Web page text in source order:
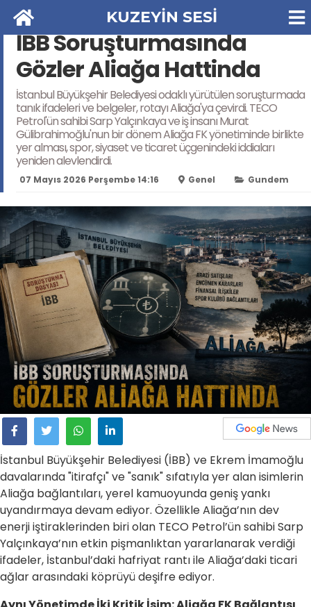
KUZEYİN SESİ
İBB Soruşturmasında
Gözler Aliağa Hattinda
İstanbul Büyükşehir Belediyesi odaklı yürütülen soruşturmada
tanık ifadeleri ve belgeler, rotayı Aliağa'ya çevirdi. TECO
Petrol'ün sahibi Sarp Yalçınkaya ve iş insanı Murat
Gülibrahimoğlu'nun bir dönem Aliağa FK yönetiminde birlikte
yer alması, spor, siyaset ve ticaret üçgenindeki iddiaları
yeniden alevlendirdi.
07 Mayıs 2026 Perşembe 14:16 Genel Gundem
İstanbul Büyükşehir Belediyesi (İBB) ve Ekrem İmamoğlu
davalarında "itirafçı" ve "sanık" sıfatıyla yer alan isimlerin
Aliağa bağlantıları, yerel kamuoyunda geniş yankı
uyandırmaya devam ediyor. Özellikle Aliağa’nın dev
enerji iştiraklerinden biri olan TECO Petrol’ün sahibi Sarp
Yalçınkaya’nın etkin pişmanlıktan yararlanarak verdiği
ifadeler, İstanbul’daki hafriyat rantı ile Aliağa’daki ticari
ağlar arasındaki köprüyü deşifre ediyor.